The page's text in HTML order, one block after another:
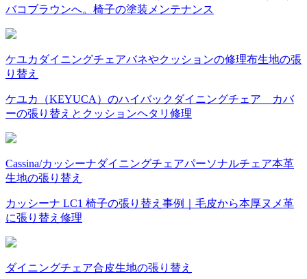
バコブラウンへ。椅子の塗装メンテナンス
ケユカ ダイニングチェアバネやクッションの修理布生地の張
り替え
ケユカ（KEYUCA）のハイバックダイニングチェア カバ
ーの張り替えとクッションヘタリ修理
Cassina/カッシーナダイニングチェアパーソナルチェア本革
生地の張り替え
カッシーナ LC1 椅子の張り替え事例｜毛皮から本厚ヌメ革
に張り替え修理
ダイニングチェア合皮生地の張り替え